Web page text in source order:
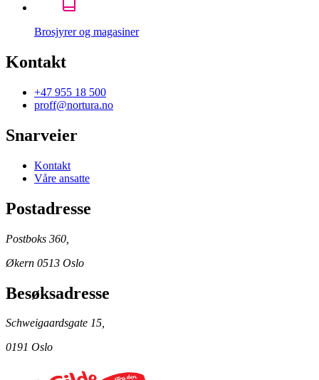
Brosjyrer og magasiner
Kontakt
+47 955 18 500
proff@nortura.no
Snarveier
Kontakt
Våre ansatte
Postadresse
Postboks 360,
Økern 0513 Oslo
Besøksadresse
Schweigaardsgate 15,
0191 Oslo